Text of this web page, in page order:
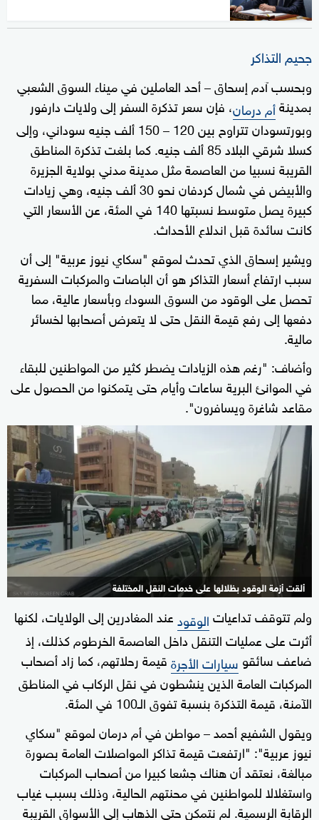
جحيم التذاكر
وبحسب آدم إسحاق – أحد العاملين في ميناء السوق الشعبي
بمدينةأم درمان، فإن سعر تذكرة السفر إلى ولايات دارفور
وبورتسودان تتراوح بين 120 – 150 ألف جنيه سوداني، وإلى
كسلا شرقي البلاد 85 ألف جنيه. كما بلغت تذكرة المناطق
القريبة نسبيا من العاصمة مثل مدينة مدني بولاية الجزيرة
والأبيض في شمال كردفان نحو 30 ألف جنيه، وهي زيادات
كبيرة يصل متوسط نسبتها 140 في المئة، عن الأسعار التي
كانت سائدة قبل اندلاع الأحداث.
ويشير إسحاق الذي تحدث لموقع "سكاي نيوز عربية" إلى أن
سبب ارتفاع أسعار التذاكر هو أن الباصات والمركبات السفرية
تحصل على الوقود من السوق السوداء وبأسعار عالية، مما
دفعها إلى رفع قيمة النقل حتى لا يتعرض أصحابها لخسائر
مالية.
وأضاف: "رغم هذه الزيادات يضطر كثير من المواطنين للبقاء
في الموانئ البرية ساعات وأيام حتى يتمكنوا من الحصول على
مقاعد شاغرة ويسافرون".
ألقت أزمة الوقود بظلالها على خدمات النقل المختلفة
ولم تتوقف تداعياتالوقودعند المغادرين إلى الولايات، لكنها
أثرت على عمليات التنقل داخل العاصمة الخرطوم كذلك، إذ
ضاعف سائقو سيارات الأجرةقيمة رحلاتهم، كما زاد أصحاب
المركبات العامة الذين ينشطون في نقل الركاب في المناطق
الآمنة، قيمة التذكرة بنسبة تفوق الـ100 في المئة.
ويقول الشفيع أحمد – مواطن في أم درمان لموقع "سكاي
نيوز عربية": "ارتفعت قيمة تذاكر المواصلات العامة بصورة
مبالغة، نعتقد أن هناك جشعا كبيرا من أصحاب المركبات
واستغلالا للمواطنين في محنتهم الحالية، وذلك بسبب غياب
الرقابة الرسمية. لم نتمكن حتى الذهاب إلى الأسواق القريبة